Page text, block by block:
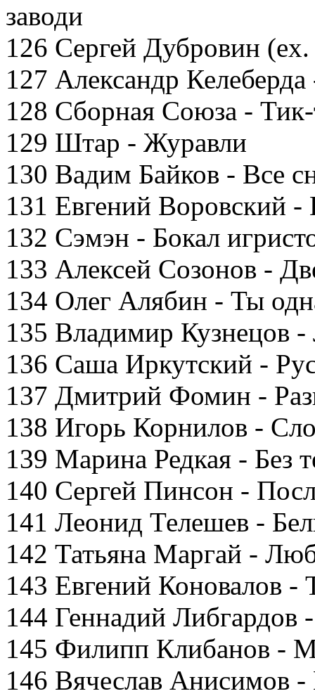
заводи
126 Сергей Дубровин
127 Александр
128 Сборная Союза - Тик-
129 Штар - Журавли
130 Вадим Байков - Все
131 Евгений Воровский
132 Сэмэн - Бокал
133 Алексей Созонов -
134 Олег Алябин - Ты
135 Владимир Кузнецов
136 Саша Иркутский -
137 Дмитрий Фомин -
138 Игорь Корнилов -
139 Марина Редкая - Без
140 Сергей Пинсон -
141 Леонид Телешев -
142 Татьяна Маргай -
143 Евгений Коновалов -
144 Геннадий Либгардов
145 Филипп Клибанов -
146 Вячеслав Анисимов